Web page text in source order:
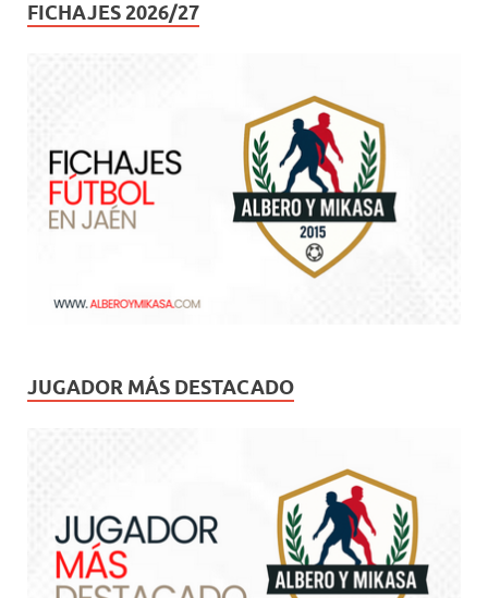
FICHAJES 2026/27
JUGADOR MÁS DESTACADO